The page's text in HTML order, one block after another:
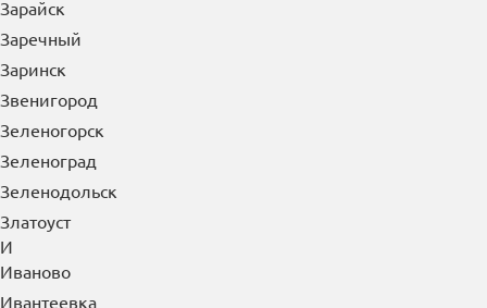
Ессентуки
Ж
Железногорск
Железнодорожный
Жуковский
Зарайск
Заречный
Заринск
Звенигород
Зеленогорск